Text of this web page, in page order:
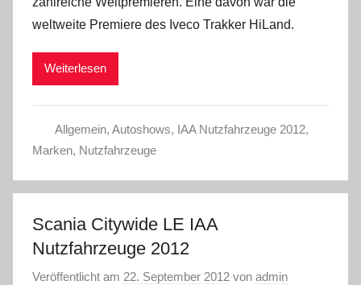
weltweite Premiere des Iveco Trakker HiLand.
Weiterlesen
Allgemein, Autoshows, IAA Nutzfahrzeuge 2012,
Marken, Nutzfahrzeuge
Scania Citywide LE IAA
Nutzfahrzeuge 2012
Veröffentlicht am 22. September 2012 von admin